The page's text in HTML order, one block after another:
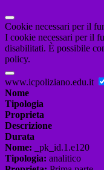
Cookie necessari per il
I cookie necessari per il
disabilitati. È possibile
policy.
www.icpoliziano.edu.it
Nome
Tipologia
Proprieta
Descrizione
Durata
Nome: _pk_id.1.e120
Tipologia: analitico